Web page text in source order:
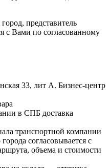
представитель
с Вами по согласованному
33, лит А. Бизнес-центр
в СПБ доставка
транспортной компании
согласовывается с
объема и стоимости